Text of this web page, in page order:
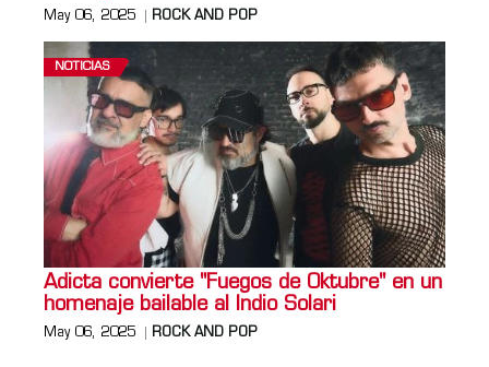
May 06, 2025 ROCK AND POP
NOTICIAS
Adicta convierte "Fuegos de Oktubre" en un
homenaje bailable al Indio Solari
May 06, 2025 ROCK AND POP